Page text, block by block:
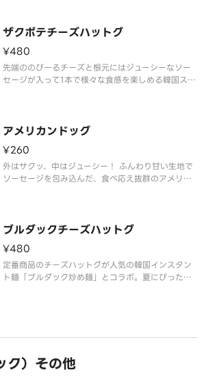
ザクポテチーズハットグ
¥480
先端ののびーるチーズと根元にはジューシーなソー
セージが入って1本で様々な食感を楽しめる韓国スナ
アメリカンドッグ
¥260
外はサクッ、中はジューシー！ ふんわり甘い生地で
ソーセージを包み込んだ、食べ応え抜群のアメリカ
ブルダックチーズハットグ
¥480
定番商品のチーズハットグが人気の韓国インスタン
ト麺「ブルダック炒め麺」とコラボ。夏にぴったり
ク）その他